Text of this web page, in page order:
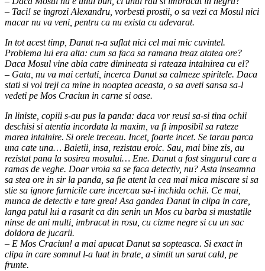
– Taci! se ingrozi Alexandru, vorbesti prostii, o sa vezi ca Mosul nici
macar nu va veni, pentru ca nu exista cu adevarat.
In tot acest timp, Danut n-a suflat nici cel mai mic cuvintel.
Problema lui era alta: cum sa faca sa ramana treaz atatea ore?
Daca Mosul vine abia catre dimineata si rateaza intalnirea cu el?
– Gata, nu va mai certati, incerca Danut sa calmeze spiritele. Daca
stati si voi treji ca mine in noaptea aceasta, o sa aveti sansa sa-l
vedeti pe Mos Craciun in carne si oase.
In liniste, copiii s-au pus la panda: daca vor reusi sa-si tina ochii
deschisi si atentia incordata la maxim, va fi imposibil sa rateze
marea intalnire. Si orele treceau. Incet, foarte incet. Se tarau parca
una cate una… Baietii, insa, rezistau eroic. Sau, mai bine zis, au
rezistat pana la sosirea mosului… Ene. Danut a fost singurul care a
ramas de veghe. Doar vroia sa se faca detectiv, nu? Asta inseamna
sa stea ore in sir la panda, sa fie atent la cea mai mica miscare si sa
stie sa ignore furnicile care incercau sa-i inchida ochii. Ce mai,
munca de detectiv e tare grea! Asa gandea Danut in clipa in care,
langa patul lui a rasarit ca din senin un Mos cu barba si mustatile
ninse de ani multi, imbracat in rosu, cu cizme negre si cu un sac
doldora de jucarii.
– E Mos Craciun! a mai apucat Danut sa sopteasca. Si exact in
clipa in care somnul l-a luat in brate, a simtit un sarut cald, pe
frunte.